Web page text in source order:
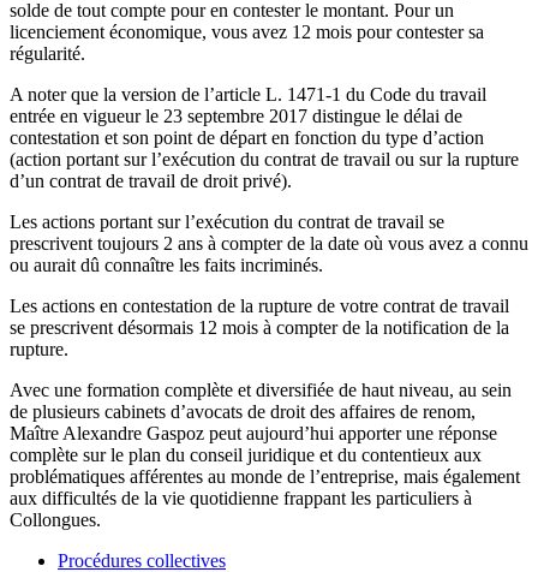
solde de tout compte pour en contester le montant. Pour un
licenciement économique, vous avez 12 mois pour contester sa
régularité.
A noter que la version de l’article L. 1471-1 du Code du travail
entrée en vigueur le 23 septembre 2017 distingue le délai de
contestation et son point de départ en fonction du type d’action
(action portant sur l’exécution du contrat de travail ou sur la rupture
d’un contrat de travail de droit privé).
Les actions portant sur l’exécution du contrat de travail se
prescrivent toujours 2 ans à compter de la date où vous avez a connu
ou aurait dû connaître les faits incriminés.
Les actions en contestation de la rupture de votre contrat de travail
se prescrivent désormais 12 mois à compter de la notification de la
rupture.
Avec une formation complète et diversifiée de haut niveau, au sein
de plusieurs cabinets d’avocats de droit des affaires de renom,
Maître Alexandre Gaspoz peut aujourd’hui apporter une réponse
complète sur le plan du conseil juridique et du contentieux aux
problématiques afférentes au monde de l’entreprise, mais également
aux difficultés de la vie quotidienne frappant les particuliers à
Collongues.
Procédures collectives